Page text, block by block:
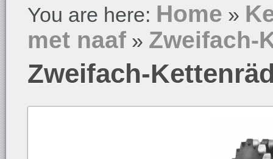
You are here: Home »
met naaf » Zweifach-
Zweifach-